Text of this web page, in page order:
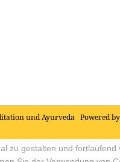
und Ayurveda Powered by
zu gestalten und